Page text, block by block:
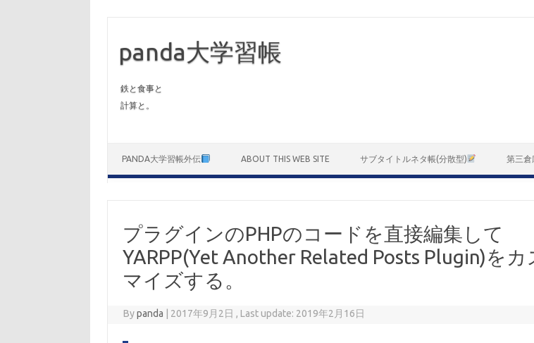
panda大学習帳
鉄と食事と
計算と。
PANDA大学習帳外伝 ABOUT THIS WEB SITE サブタイトルネタ帳(分散型) 第三倉
プラグインのPHPのコードを直接編集して
YARPP(Yet Another Related Posts Plugin)をカ
マイズする。
Bypanda 2017年9月2日 , Last update: 2019年2月16日